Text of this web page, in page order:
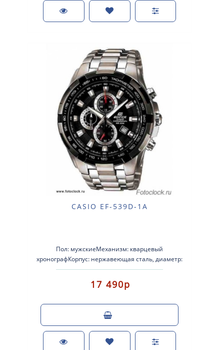
CASIO EF-539D-1A
Пол: мужскиеМеханизм: кварцевый
хронографКорпус: нержавеющая сталь, диаметр:
48 ммСтекло: минеральноеC датойВодостойкость
100м. (W..
17 490р